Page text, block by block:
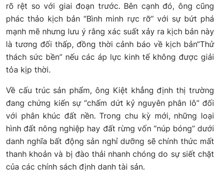
rõ rệt so với giai đoạn trước. Bên cạnh đó, ông cũng
phác thảo kịch bản “Bình minh rực rỡ” với sự bứt phá
mạnh mẽ nhưng lưu ý rằng xác suất xảy ra kịch bản này
là tương đối thấp, đồng thời cảnh báo về kịch bản“Thử
thách sức bền” nếu các áp lực kinh tế không được giải
tỏa kịp thời.
Về cấu trúc sản phẩm, ông Kiệt khẳng định thị trường
đang chứng kiến sự “chấm dứt kỷ nguyên phân lô” đối
với phân khúc đất nền. Trong chu kỳ mới, những loại
hình đất nông nghiệp hay đất rừng vốn “núp bóng” dưới
danh nghĩa bất động sản nghỉ dưỡng sẽ chính thức mất
thanh khoản và bị đào thải nhanh chóng do sự siết chặt
của các chính sách định danh tài sản.